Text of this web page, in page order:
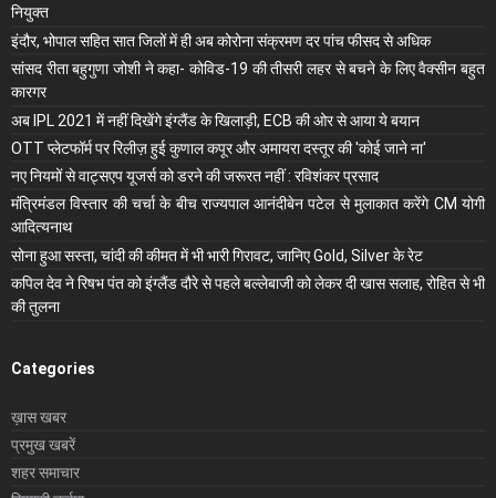
नियुक्‍त
इंदौर, भोपाल सहित सात जिलों में ही अब कोरोना संक्रमण दर पांच फीसद से अधिक
सांसद रीता बहुगुणा जोशी ने कहा- कोविड-19 की तीसरी लहर से बचने के लिए वैक्सीन बहुत
कारगर
अब IPL 2021 में नहीं दिखेंगे इंग्लैंड के खिलाड़ी, ECB की ओर से आया ये बयान
OTT प्लेटफॉर्म पर रिलीज़ हुई कुणाल कपूर और अमायरा दस्तूर की 'कोई जाने ना'
नए नियमों से वाट्सएप यूजर्स को डरने की जरूरत नहीं : रविशंकर प्रसाद
मंंत्रिमंडल विस्तार की चर्चा के बीच राज्यपाल आनंदीबेन पटेल से मुलाकात करेंगे CM योगी
आदित्यनाथ
सोना हुआ सस्ता, चांदी की कीमत में भी भारी गिरावट, जानिए Gold, Silver के रेट
कपिल देव ने रिषभ पंत को इंग्लैंड दौरे से पहले बल्लेबाजी को लेकर दी खास सलाह, रोहित से भी
की तुलना
Categories
ख़ास खबर
प्रमुख खबरें
शहर समाचार